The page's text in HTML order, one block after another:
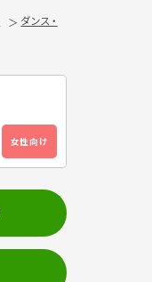
ダンス・
女性向け